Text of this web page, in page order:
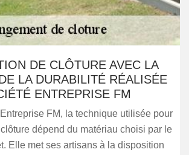
DE CLÔTURE AVEC LA
LA DURABILITÉ RÉALISÉE
ENTREPRISE FM
FM, la technique utilisée pour
clôture dépend du matériau choisi par le
Elle met ses artisans à la disposition